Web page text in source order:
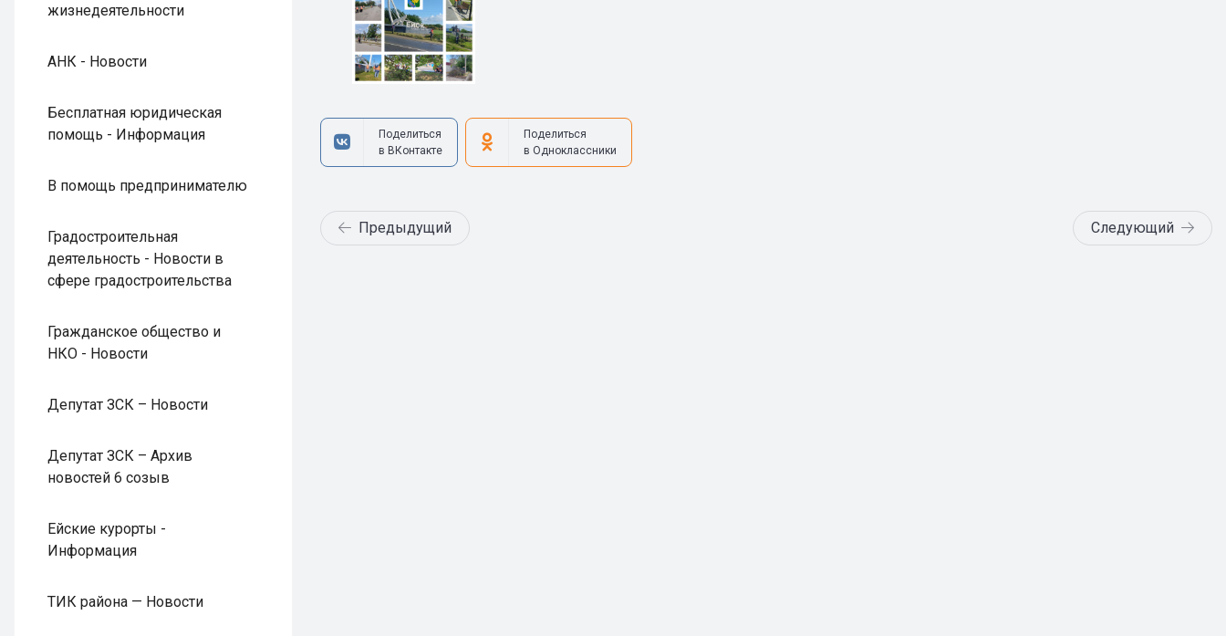
жизнедеятельности
АНК - Новости
Бесплатная юридическая
помощь - Информация
В помощь предпринимателю
Градостроительная
деятельность - Новости в
сфере градостроительства
Гражданское общество и
НКО - Новости
Депутат ЗСК – Новости
Депутат ЗСК – Архив
новостей 6 созыв
Ейские курорты -
Информация
ТИК района — Новости
Поделиться
в ВКонтакте
Поделиться
в Одноклассники
Предыдущий Следующий